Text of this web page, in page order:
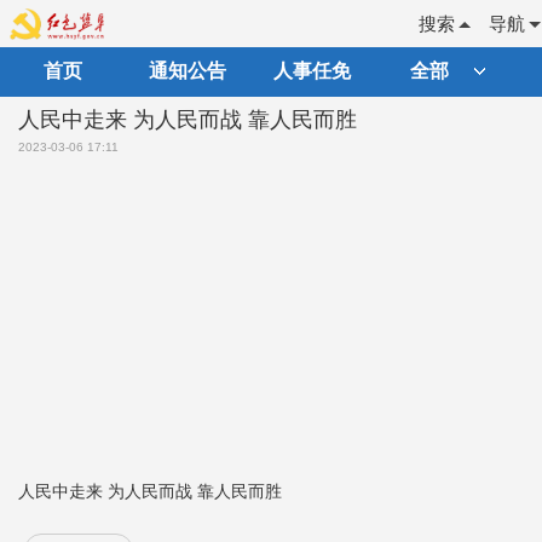
导航
搜索
首页 通知公告 人事任免 全部
人民中走来 为人民而战 靠人民而胜
2023-03-06 17:11
人民中走来 为人民而战 靠人民而胜